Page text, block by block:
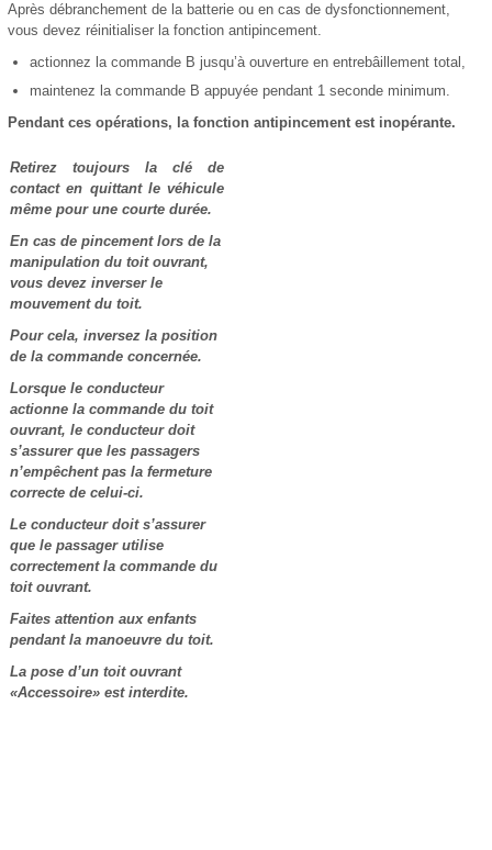
Après débranchement de la batterie ou en cas de dysfonctionnement,
vous devez réinitialiser la fonction antipincement.
actionnez la commande B jusqu’à ouverture en entrebâillement total,
maintenez la commande B appuyée pendant 1 seconde minimum.
Pendant ces opérations, la fonction antipincement est inopérante.
Retirez toujours la clé de
contact en quittant le véhicule
même pour une courte durée.
En cas de pincement lors de la
manipulation du toit ouvrant,
vous devez inverser le
mouvement du toit.
Pour cela, inversez la position
de la commande concernée.
Lorsque le conducteur
actionne la commande du toit
ouvrant, le conducteur doit
s’assurer que les passagers
n’empêchent pas la fermeture
correcte de celui-ci.
Le conducteur doit s’assurer
que le passager utilise
correctement la commande du
toit ouvrant.
Faites attention aux enfants
pendant la manoeuvre du toit.
La pose d’un toit ouvrant
«Accessoire» est interdite.